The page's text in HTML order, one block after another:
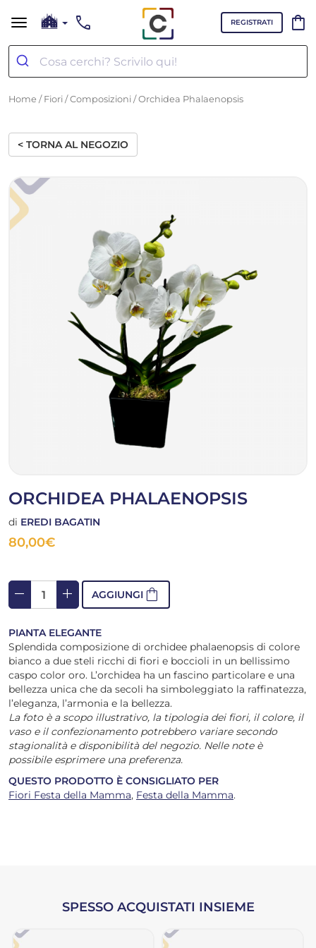
call REGISTRATI shopping_bag
Home / Fiori /Composizioni / Orchidea Phalaenopsis
< TORNA AL NEGOZIO
ORCHIDEA PHALAENOPSIS
di EREDI BAGATIN
80,00€
remove add AGGIUNGI shopping_bag
PIANTA ELEGANTE
Splendida composizione di orchidee phalaenopsis di colore
bianco a due steli ricchi di fiori e boccioli in un bellissimo
caspo color oro. L’orchidea ha un fascino particolare e una
bellezza unica che da secoli ha simboleggiato la raffinatezza,
l’eleganza, l’armonia e la bellezza.
La foto è a scopo illustrativo, la tipologia dei fiori, il colore, il
vaso e il confezionamento potrebbero variare secondo
stagionalità e disponibilità del negozio. Nelle note è
possibile esprimere una preferenza.
QUESTO PRODOTTO È CONSIGLIATO PER
Fiori Festa della Mamma, Festa della Mamma.
SPESSO ACQUISTATI INSIEME